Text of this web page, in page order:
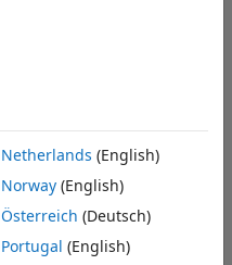
Netherlands (English)
Norway(English)
Österreich (Deutsch)
Portugal (English)